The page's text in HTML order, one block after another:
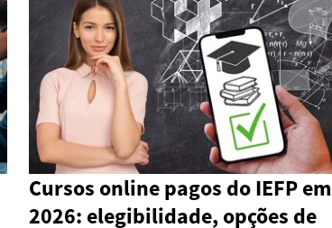
Cursos online pagos do IEFP em
2026: elegibilidade, opções de